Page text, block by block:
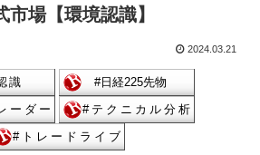
場【環境認識】
2024.03.21